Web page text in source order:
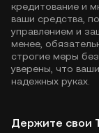
кредитование и
ваши средства,
управлением и
менее,
строгие меры
уверены, что
надежных руках.
Держите свои